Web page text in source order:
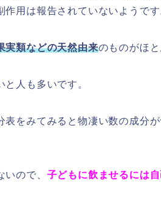
用は報告されていないようです
実類などの天然由来のものがほと
人も多いです。
表をみてみると物凄い数の成分
ので、 子どもに飲ませるには